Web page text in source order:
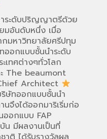
ระดับปริญญาตรีด้วย
มอันดับหนึ่ง เมื่อ
มหาวิทยาลัยศรีปทุม
ออกแบบชั้นนำระดับ
เทศต่างๆทั่วโลก
The beaumont
Architect
ษัทออกแบบชั้นนำ
จึงได้ออกมาริเริ่มก่อ
ออกแบบ FAP
น มีผลงานเป็นที่